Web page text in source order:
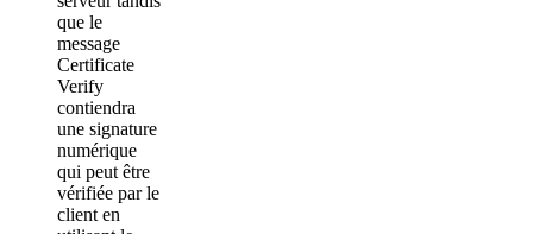
que le
message
Certificate
Verify
contiendra
une signature
numérique
qui peut être
vérifiée par le
client en